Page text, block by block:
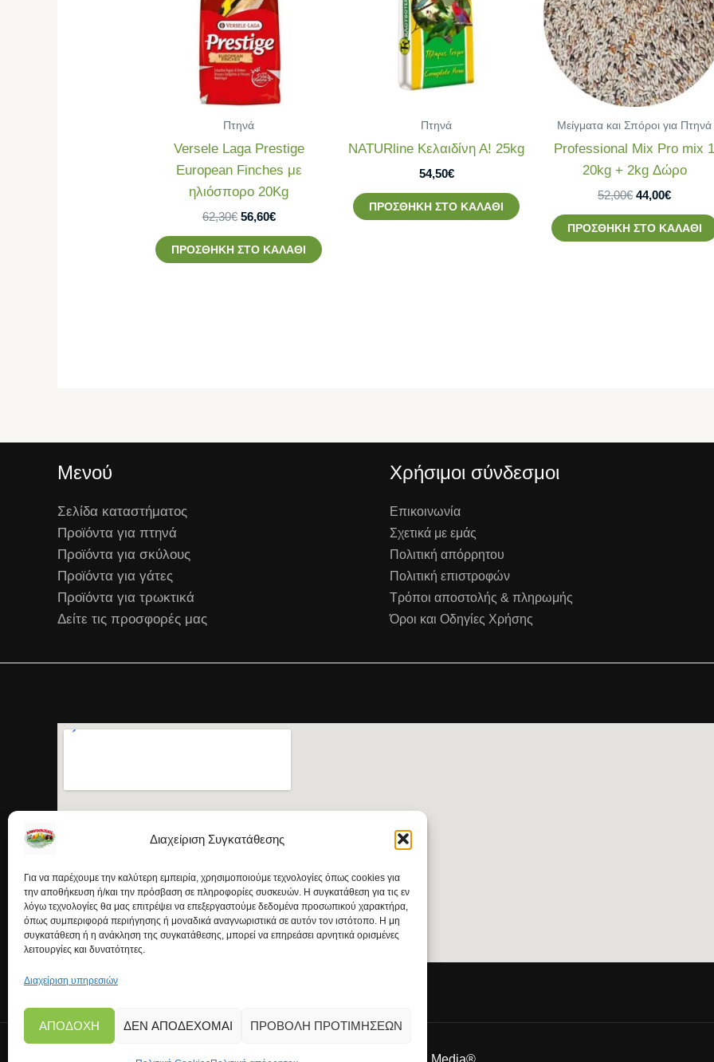
Διαχείριση Συγκατάθεσης
Για να παρέχουμε την καλύτερη εμπειρία, χρησιμοποιούμε τεχνολογίες όπως cookies για
την αποθήκευση ή/και την πρόσβαση σε πληροφορίες συσκευών. Η συγκατάθεση για τις εν
λόγω τεχνολογίες θα μας επιτρέψει να επεξεργαστούμε δεδομένα προσωπικού χαρακτήρα,
όπως συμπεριφορά περιήγησης ή μοναδικά αναγνωριστικά σε αυτόν τον ιστότοπο. Η μη
συγκατάθεση ή η ανάκληση της συγκατάθεσης, μπορεί να επηρεάσει αρνητικά ορισμένες
λειτουργίες και δυνατότητες.
Διαχείριση υπηρεσιών
ΑΠΟΔΟΧΉ ΔΕΝ ΑΠΟΔΈΧΟΜΑΙ ΠΡΟΒΟΛΉ ΠΡΟΤΙΜΉΣΕΩΝ
Πτηνά
Versele Laga Prestige
European Finches με
ηλιόσπορο 20Kg
62,30€ 56,60€
ΠΡΟΣΘΉΚΗ ΣΤΟ ΚΑΛΆΘΙ
Πτηνά
NATURline Κελαιδίνη Α! 25kg
54,50€
ΠΡΟΣΘΉΚΗ ΣΤΟ ΚΑΛΆΘΙ
Μείγματα και Σπόροι για Πτηνά
Professional Mix Pro mix 1
20kg + 2kg Δώρο
52,00€ 44,00€
ΠΡΟΣΘΉΚΗ ΣΤΟ ΚΑΛΆΘΙ
Μενού
Σελίδα καταστήματος
Προϊόντα για πτηνά
Προϊόντα για σκύλους
Προϊόντα για γάτες
Προϊόντα για τρωκτικά
Δείτε τις προσφορές μας
Χρήσιμοι σύνδεσμοι
Επικοινωνία
Σχετικά με εμάς
Πολιτική απόρρητου
Πολιτική επιστροφών
Τρόποι αποστολής & πληρωμής
Όροι και Οδηγίες Χρήσης
Copyright © 2026 | Kanarinokosmos.gr | Development by FROND Media®